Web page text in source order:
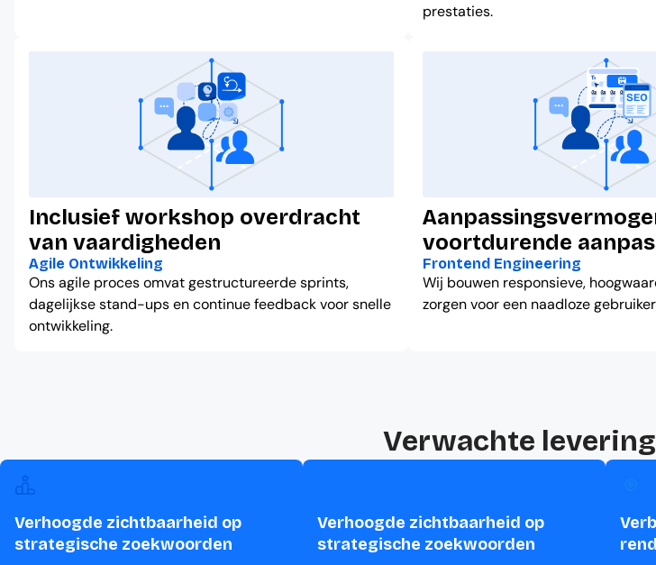
prestaties.
Inclusief workshop overdracht
van vaardigheden
Agile Ontwikkeling
Ons agile proces omvat gestructureerde sprints,
dagelijkse stand-ups en continue feedback voor snelle
ontwikkeling.
voortdurende
Frontend Engineering
Wij bouwen responsieve,
zorgen voor een naadloze
Verwachte
Verhoogde zichtbaarheid op
strategische zoekwoorden
Verhoogde zichtbaarheid op
strategische zoekwoorden